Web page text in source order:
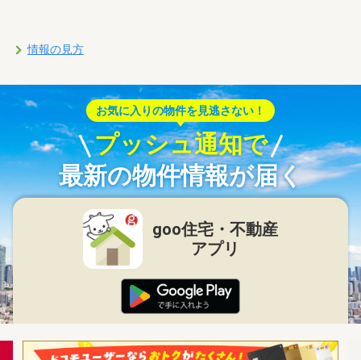
情報の見方
お気に入りの物件を見逃さない！
プッシュ通知で
最新の物件情報が届く
goo住宅・不動産
アプリ